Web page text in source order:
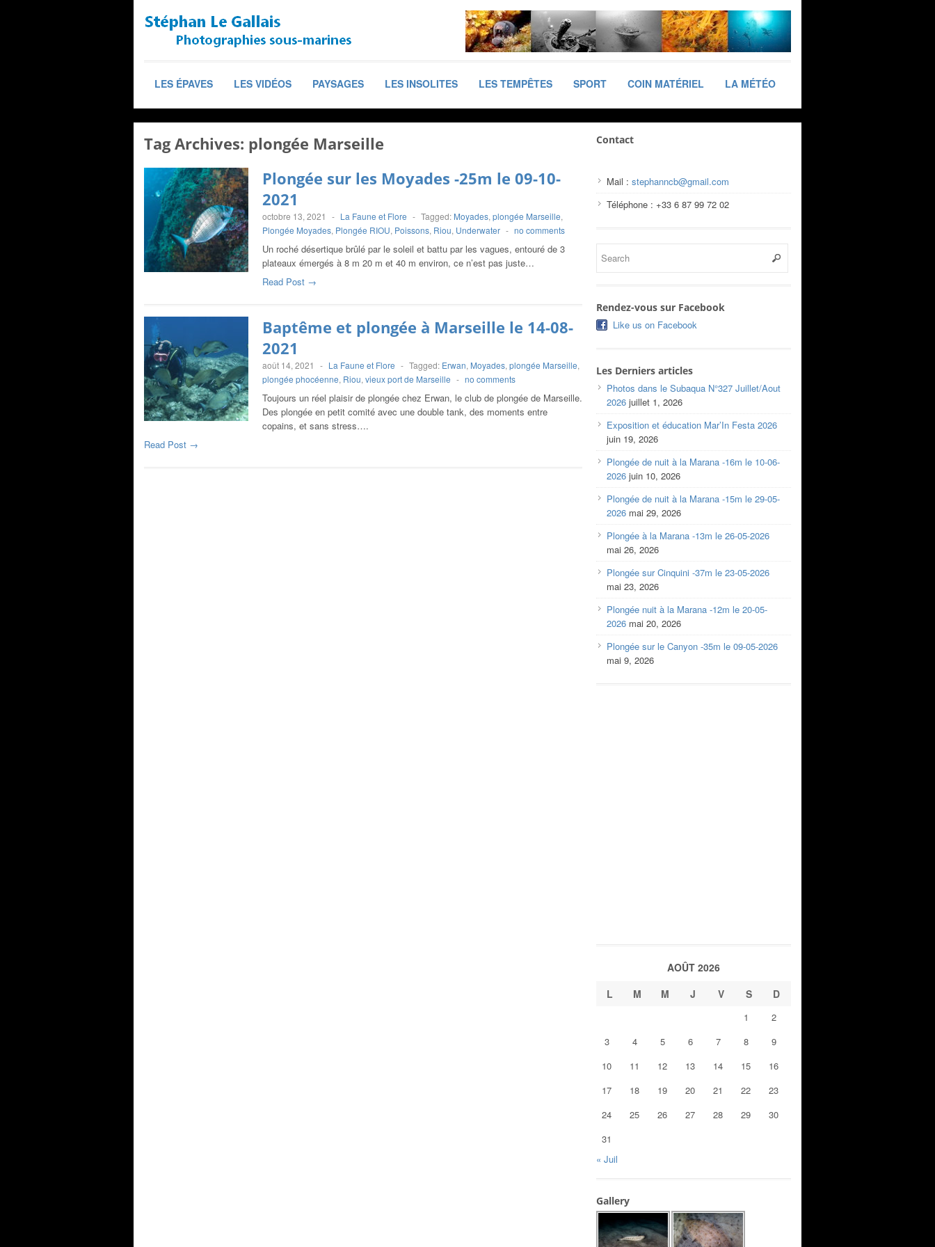
LES ÉPAVES LES VIDÉOS PAYSAGES LES INSOLITES LES TEMPÊTES SPORT COIN MATÉRIEL LA MÉTÉO
Tag Archives: plongée Marseille
Plongée sur les Moyades -25m le 09-10-
2021
octobre 13, 2021 - La Faune et Flore - Tagged: Moyades, plongée Marseille,
Plongée Moyades, Plongée RIOU, Poissons, Riou, Underwater - no comments
Un roché désertique brûlé par le soleil et battu par les vagues, entouré de 3
plateaux émergés à 8 m 20 m et 40 m environ, ce n’est pas juste…
Read Post →
Baptême et plongée à Marseille le 14-08-
2021
août 14, 2021 - La Faune et Flore - Tagged: Erwan, Moyades, plongée Marseille,
plongée phocéenne, Riou, vieux port de Marseille - no comments
Toujours un réel plaisir de plongée chez Erwan, le club de plongée de Marseille.
Des plongée en petit comité avec une double tank, des moments entre
copains, et sans stress….
Read Post →
Contact
Mail : stephanncb@gmail.com
Téléphone : +33 6 87 99 72 02
Rendez-vous sur Facebook
Like us on Facebook
Les Derniers articles
Photos dans le Subaqua N°327 Juillet/Aout
2026 juillet 1, 2026
Exposition et éducation Mar’In Festa 2026
juin 19, 2026
Plongée de nuit à la Marana -16m le 10-06-
2026 juin 10, 2026
Plongée de nuit à la Marana -15m le 29-05-
2026 mai 29, 2026
Plongée à la Marana -13m le 26-05-2026
mai 26, 2026
Plongée sur Cinquini -37m le 23-05-2026
mai 23, 2026
Plongée nuit à la Marana -12m le 20-05-
2026 mai 20, 2026
Plongée sur le Canyon -35m le 09-05-2026
mai 9, 2026
AOÛT 2026
L
M M J V S D
1
2
3
4 5 6 7 8
9
10
11 12 13 14 15
16
17
18 19 20 21 22
23
24
25 26 27 28 29
30
31
« Juil
Gallery